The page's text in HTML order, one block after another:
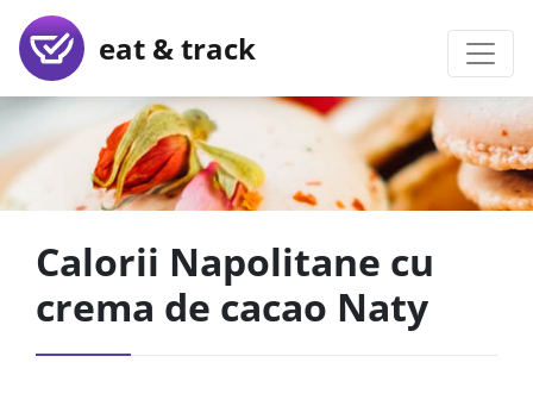
eat & track
Calorii Napolitane cu
crema de cacao Naty